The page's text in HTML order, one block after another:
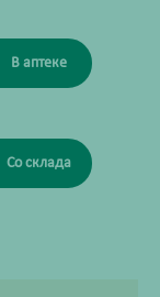
В аптеке
Со склада